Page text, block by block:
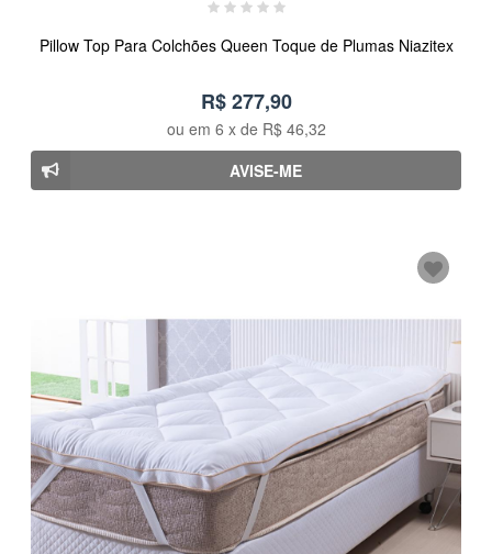
Pillow Top Para Colchões Queen Toque de Plumas Niazitex
R$ 277,90
ou em 6 x de R$ 46,32
AVISE-ME